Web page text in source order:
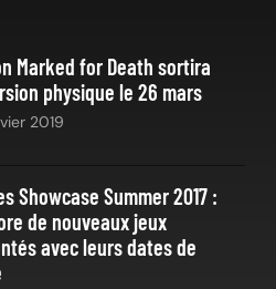
Marked for Death sortira
physique le 26 mars
2019
Showcase Summer 2017 :
de nouveaux jeux
avec leurs dates de